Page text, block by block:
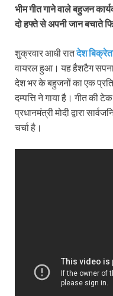
भीम गीत गाने वाले बहुजन
दो हफ्ते से अपनी जान बचाते
शुक्रवार आधी रातदेश
वायरल हुआ। यह हैशटैग
देश भर के बहुजनों का एक
दम्‍पत्ति ने गाया है। गीत की
प्रधानमंत्री मोदी द्वारा
चर्चा है।